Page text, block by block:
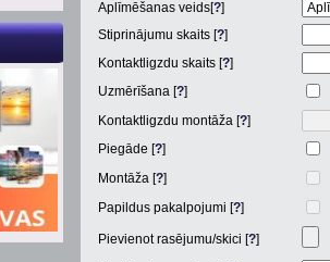
Aplīmēšanas veids[?]
Stiprinājumu skaits [?]
Kontaktligzdu skaits [?]
Uzmērīšana [?]
Kontaktligzdu montāža [?]
Piegāde [?]
Montāža [?]
Papildus pakalpojumi [?]
Pievienot rasējumu/skici [?]